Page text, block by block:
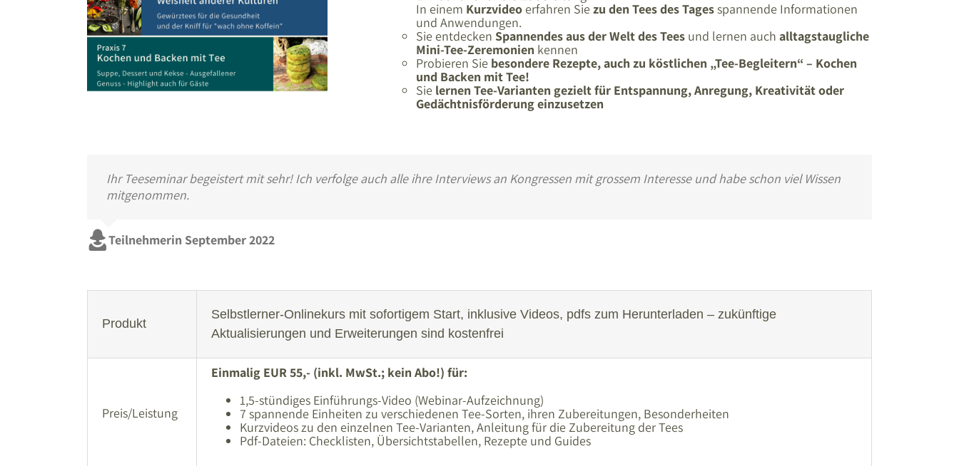
In einem Kurzvideo erfahren Siezu den Tees des Tagesspannende Informationen
und Anwendungen.
Sie entdeckenSpannendes aus der Welt des Tees und lernen auchalltagstaugliche
Mini-Tee-Zeremonien kennen
Probieren Sie besondere Rezepte, auch zu köstlichen „Tee-Begleitern“ – Kochen
und Backen mit Tee!
Sie lernen Tee-Varianten gezielt für Entspannung, Anregung, Kreativität oder
Gedächtnisförderung einzusetzen
Ihr Teeseminar begeistert mit sehr! Ich verfolge auch alle ihre Interviews an Kongressen mit grossem Interesse und habe schon viel Wissen
mitgenommen.
Teilnehmerin September 2022
Produkt
Selbstlerner-Onlinekurs mit sofortigem Start, inklusive Videos, pdfs zum Herunterladen – zukünftige
Aktualisierungen und Erweiterungen sind kostenfrei
Preis/Leistung
Einmalig EUR 55,- (inkl. MwSt.; kein Abo!) für:
1,5-stündiges Einführungs-Video (Webinar-Aufzeichnung)
7 spannende Einheiten zu verschiedenen Tee-Sorten, ihren Zubereitungen, Besonderheiten
Kurzvideos zu den einzelnen Tee-Varianten, Anleitung für die Zubereitung der Tees
Pdf-Dateien: Checklisten, Übersichtstabellen, Rezepte und Guides